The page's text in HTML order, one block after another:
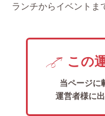
ランチからイベントま
この
当ページに
運営者様に